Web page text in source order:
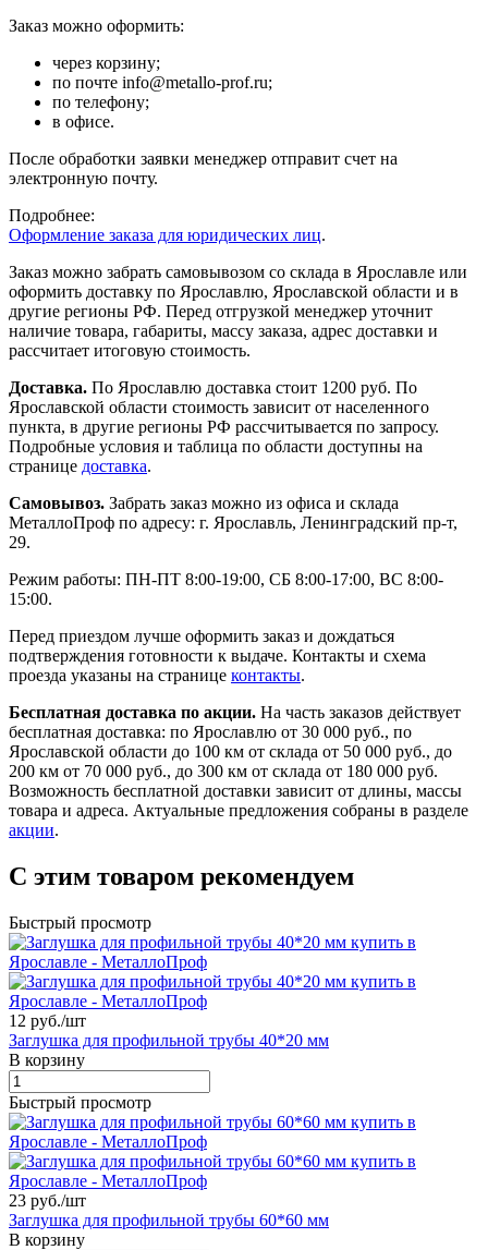
Заказ можно оформить:
через корзину;
по почте info@metallo-prof.ru;
по телефону;
в офисе.
После обработки заявки менеджер отправит счет на
электронную почту.
Подробнее:
Оформление заказа для юридических лиц.
Заказ можно забрать самовывозом со склада в Ярославле или
оформить доставку по Ярославлю, Ярославской области и в
другие регионы РФ. Перед отгрузкой менеджер уточнит
наличие товара, габариты, массу заказа, адрес доставки и
рассчитает итоговую стоимость.
Доставка. По Ярославлю доставка стоит 1200 руб. По
Ярославской области стоимость зависит от населенного
пункта, в другие регионы РФ рассчитывается по запросу.
Подробные условия и таблица по области доступны на
странице доставка.
Самовывоз. Забрать заказ можно из офиса и склада
МеталлоПроф по адресу: г. Ярославль, Ленинградский пр-т,
29.
Режим работы: ПН-ПТ 8:00-19:00, СБ 8:00-17:00, ВС 8:00-
15:00.
Перед приездом лучше оформить заказ и дождаться
подтверждения готовности к выдаче. Контакты и схема
проезда указаны на странице контакты.
Бесплатная доставка по акции. На часть заказов действует
бесплатная доставка: по Ярославлю от 30 000 руб., по
Ярославской области до 100 км от склада от 50 000 руб., до
200 км от 70 000 руб., до 300 км от склада от 180 000 руб.
Возможность бесплатной доставки зависит от длины, массы
товара и адреса. Актуальные предложения собраны в разделе
акции.
С этим товаром рекомендуем
Быстрый просмотр
12 руб./шт
Заглушка для профильной трубы 40*20 мм
В корзину
Быстрый просмотр
23 руб./шт
Заглушка для профильной трубы 60*60 мм
В корзину